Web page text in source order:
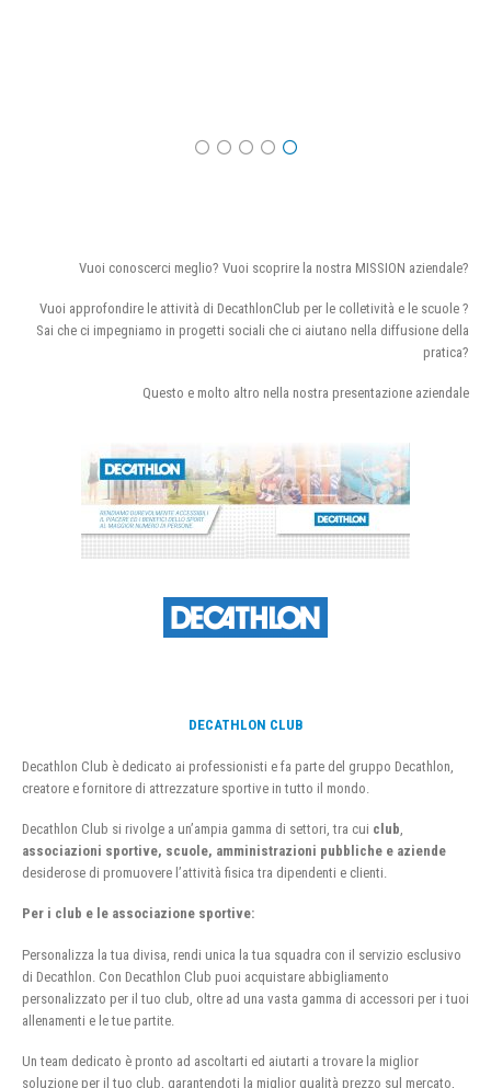
Vuoi conoscerci meglio? Vuoi scoprire la nostra MISSION aziendale?
Vuoi approfondire le attività di DecathlonClub per le colletività e le scuole ?
Sai che ci impegniamo in progetti sociali che ci aiutano nella diffusione della
pratica?
Questo e molto altro nella nostra presentazione aziendale
DECATHLON CLUB
Decathlon Club è dedicato ai professionisti e fa parte del gruppo Decathlon,
creatore e fornitore di attrezzature sportive in tutto il mondo.
Decathlon Club si rivolge a un’ampia gamma di settori, tra cui club
associazioni sportive, scuole, amministrazioni pubbliche e aziende
desiderose di promuovere l’attività fisica tra dipendenti e clienti.
Per i club e le associazione sportive:
Personalizza la tua divisa, rendi unica la tua squadra con il servizio esclusivo
di Decathlon. Con Decathlon Club puoi acquistare abbigliamento
personalizzato per il tuo club, oltre ad una vasta gamma di accessori per i tuoi
allenamenti e le tue partite.
Un team dedicato è pronto ad ascoltarti ed aiutarti a trovare la miglior
soluzione per il tuo club, garantendoti la miglior qualità prezzo sul mercato,